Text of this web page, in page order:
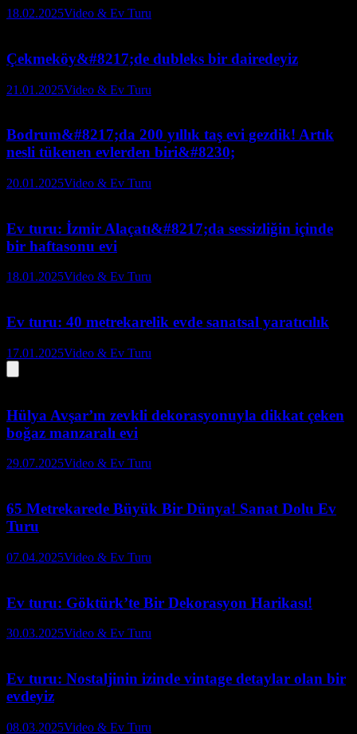
18.02.2025Video & Ev Turu
Çekmeköy&#8217;de dubleks bir dairedeyiz
21.01.2025Video & Ev Turu
Bodrum&#8217;da 200 yıllık taş evi gezdik! Artık
nesli tükenen evlerden biri&#8230;
20.01.2025Video & Ev Turu
Ev turu: İzmir Alaçatı&#8217;da sessizliğin içinde
bir haftasonu evi
18.01.2025Video & Ev Turu
Ev turu: 40 metrekarelik evde sanatsal yaratıcılık
17.01.2025Video & Ev Turu
Hülya Avşar’ın zevkli dekorasyonuyla dikkat çeken
boğaz manzaralı evi
29.07.2025Video & Ev Turu
65 Metrekarede Büyük Bir Dünya! Sanat Dolu Ev
Turu
07.04.2025Video & Ev Turu
Ev turu: Göktürk’te Bir Dekorasyon Harikası!
30.03.2025Video & Ev Turu
Ev turu: Nostaljinin izinde vintage detaylar olan bir
evdeyiz
08.03.2025Video & Ev Turu